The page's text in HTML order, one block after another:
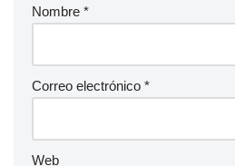
Nombre *
Correo electrónico *
Web
n
ti
v